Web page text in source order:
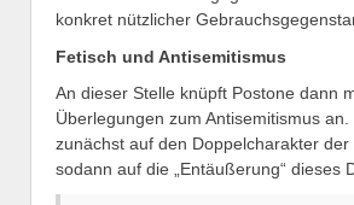
konkret nützlicher
Fetisch und Antisemitismus
An dieser Stelle knüpft Postone dann
Überlegungen zum Antisemitismus
zunächst auf den Doppelcharakter der
sodann auf die „Entäußerung“ dieses